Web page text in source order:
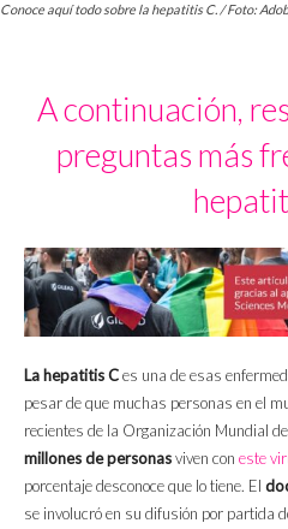
Conoce aquí todo sobre la hepatitis C. / Foto:
A continuación,
preguntas más
La hepatitis Ces una de esas
pesar de que muchas personas en el
recientes de la Organización Mundial
millones de personasviven con este
porcentaje desconoce que lo tiene. El
se involucró en su difusión por partida